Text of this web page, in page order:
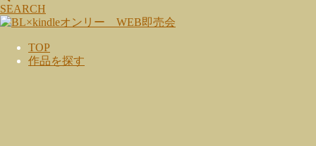
SEARCH
TOP
作品を探す